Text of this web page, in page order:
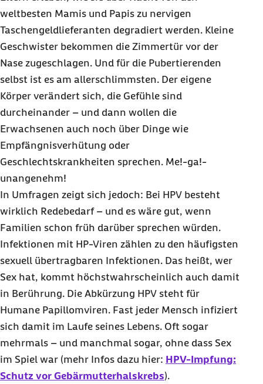
weltbesten Mamis und Papis zu nervigen
Taschengeldlieferanten degradiert werden. Kleine
Geschwister bekommen die Zimmertür vor der
Nase zugeschlagen. Und für die Pubertierenden
selbst ist es am allerschlimmsten. Der eigene
Körper verändert sich, die Gefühle sind
durcheinander – und dann wollen die
Erwachsenen auch noch über Dinge wie
Empfängnisverhütung oder
Geschlechtskrankheiten sprechen. Me!-ga!-
unangenehm!
In Umfragen zeigt sich jedoch: Bei HPV besteht
wirklich Redebedarf – und es wäre gut, wenn
Familien schon früh darüber sprechen würden.
Infektionen mit HP-Viren zählen zu den häufigsten
sexuell übertragbaren Infektionen. Das heißt, wer
Sex hat, kommt höchstwahrscheinlich auch damit
in Berührung. Die Abkürzung HPV steht für
Humane Papillomviren. Fast jeder Mensch infiziert
sich damit im Laufe seines Lebens. Oft sogar
mehrmals – und manchmal sogar, ohne dass Sex
im Spiel war (mehr Infos dazu hier: HPV-Impfung:
Schutz vor Gebärmutterhalskrebs).